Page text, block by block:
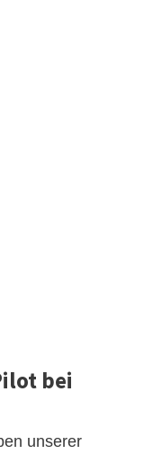
bei
unserer